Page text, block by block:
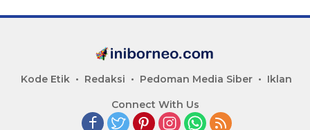
Kode Etik Redaksi Pedoman Media Siber Iklan
Connect With Us